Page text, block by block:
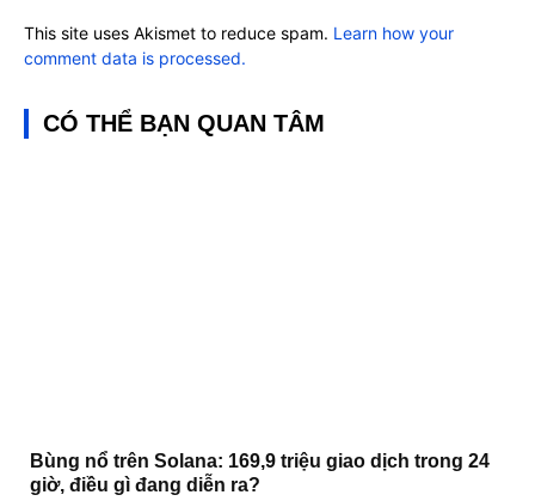
This site uses Akismet to reduce spam. Learn how your
comment data is processed.
CÓ THỂ BẠN QUAN TÂM
Bùng nổ trên Solana: 169,9 triệu giao dịch trong 24
giờ, điều gì đang diễn ra?